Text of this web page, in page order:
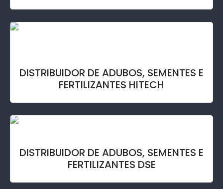
DISTRIBUIDOR DE ADUBOS, SEMENTES E
FERTILIZANTES HITECH
DISTRIBUIDOR DE ADUBOS, SEMENTES E
FERTILIZANTES DSE